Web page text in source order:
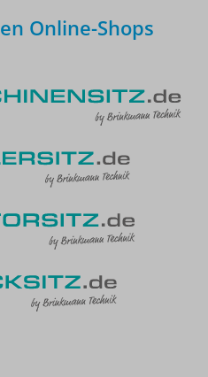
Online-Shops